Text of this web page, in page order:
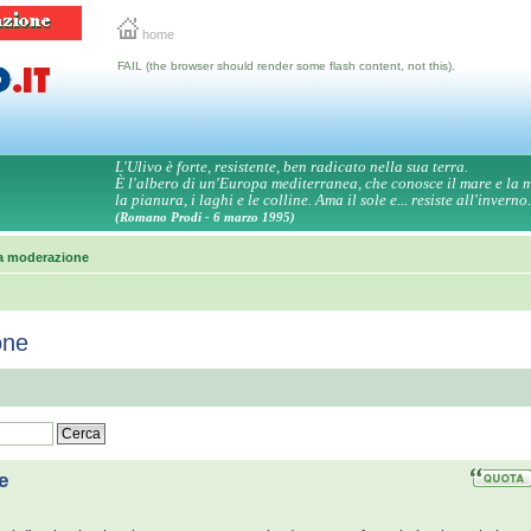
home
FAIL (the browser should render some flash content, not this).
L'Ulivo è forte, resistente, ben radicato nella sua terra.
È l'albero di un'Europa mediterranea, che conosce il mare e la
la pianura, i laghi e le colline. Ama il sole e... resiste all'inverno.
(Romano Prodi - 6 marzo 1995)
moderazione